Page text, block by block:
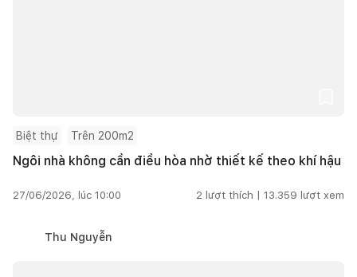
Biệt thự Trên 200m2
Ngôi nhà không cần điều hòa nhờ thiết kế theo khí hậu
27/06/2026, lúc 10:00 2 lượt thích | 13.359 lượt xem
Thu Nguyễn